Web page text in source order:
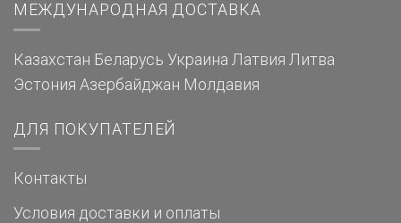
МЕЖДУНАРОДНАЯ ДОСТАВКА
Казахстан Беларусь Украина Латвия Литва
Эстония Азербайджан Молдавия
ДЛЯ ПОКУПАТЕЛЕЙ
Контакты
Условия доставки и оплаты